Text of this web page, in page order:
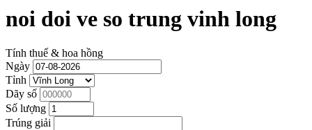
noi doi ve so trung vinh long
Tính thuế & hoa hồng
Ngày
Tỉnh
Dãy số
Số lượng
Trúng giải